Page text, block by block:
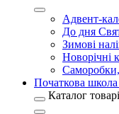
Адвент-
До дня
Зимові
Новорічні
Саморобки,
Початкова
Каталог